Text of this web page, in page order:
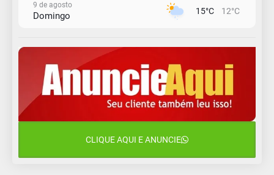
9 de agosto
Domingo 15°C 12°C
Segunda-Feira 14°C 10°C
11 de agosto
Terça-Feira
CLIQUE AQUI E ANUNCIE